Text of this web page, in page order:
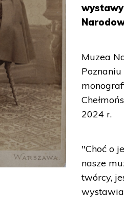
wystawy
Muzea
2024 r.
"Choć o
nasze
twórcy,